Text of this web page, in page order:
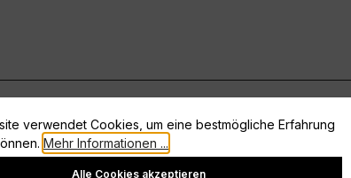
widerrufen
verwendet Cookies, um eine bestmögliche Erfahrung
Mehr Informationen ...
Einstellungen
Alle Cookies akzeptieren